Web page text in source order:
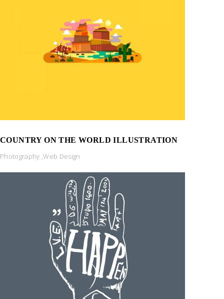
COUNTRY ON THE WORLD ILLUSTRATION
Photography ,Web Design